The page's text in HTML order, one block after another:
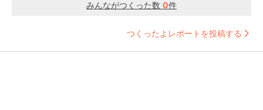
みんながつくった数 0件
つくったよレポートを投稿する